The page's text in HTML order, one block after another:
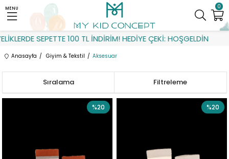
SEPETTE 100 TL İNDİRİM! HEDİYE ÇEKİ: HOŞGELDİN
0
MENU
Anasayfa Giyim & Tekstil Aksesuar
Filtreleme
Sıralama
%20 %20